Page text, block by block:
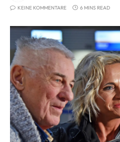
KEINE KOMMENTARE 6 MINS READ